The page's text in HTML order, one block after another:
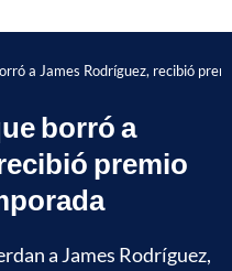
a James Rodríguez, recibió
borró a
premio
a James Rodríguez,